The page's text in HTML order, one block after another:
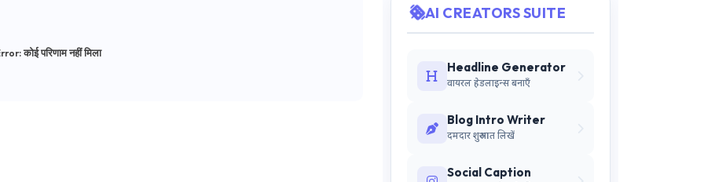
कोई परिणाम नहीं मिला
AI CREATORS SUITE
Headline Generator
वायरल हेडलाइन्स बनाएँ
Blog Intro Writer
दमदार शुरुआत लिखें
Social Caption